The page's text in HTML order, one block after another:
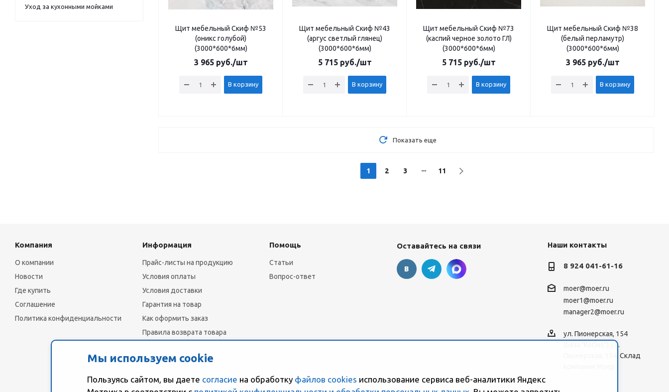
Щит мебельный Скиф №53
(оникс голубой)
(3000*600*6мм)
3 965руб./шт
В корзину
Щит мебельный Скиф №43
(аргус светлый глянец)
(3000*600*6мм)
5 715руб./шт
В корзину
Щит мебельный Скиф №73
(каспий черное золото ГЛ)
(3000*600*6мм)
5 715руб./шт
В корзину
Щит мебельный Скиф №38
(белый перламутр)
(3000*600*6мм)
3 965руб./шт
В корзину
Показать еще
1 2 3 11
Уход за кухонными мойками
Мы используем cookie
Пользуясь сайтом, вы даете согласие на обработку файлов cookies использование сервиса веб-аналитики Яндекс
Компания
О компании
Новости
Где купить
Соглашение
Политика конфиденциальности
Информация
Прайс-листы на продукцию
Условия оплаты
Условия доставки
Гарантия на товар
Как оформить заказ
Правила возврата товара
Помощь
Статьи
Вопрос-ответ
Оставайтесь на связи Наши контакты
8 924 041-61-16
moer@moer.ru
moer1@moer.ru
manager2@moer.ru
ул. Пионерская, 154
(база "Космо") ул.
Пионерская, 154, Склад